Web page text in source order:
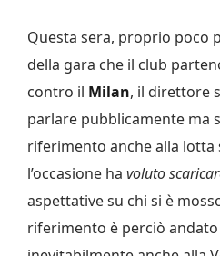
Questa sera, proprio poco
della gara che il club
contro il Milan, il direttore
parlare pubblicamente ma
riferimento anche alla lotta
l’occasione ha voluto
aspettative su chi si è
riferimento è perciò